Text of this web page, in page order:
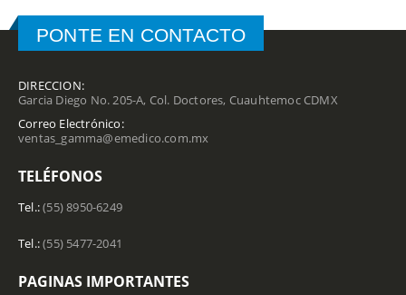
PONTE EN CONTACTO
DIRECCION:
Garcia Diego No. 205-A, Col. Doctores, Cuauhtemoc CDMX
Correo Electrónico:
ventas_gamma@emedico.com.mx
TELÉFONOS
Tel.:(55) 8950-6249
Tel.:(55) 5477-2041
PAGINAS IMPORTANTES